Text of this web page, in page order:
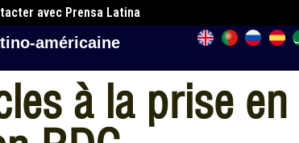
avec Prensa Latina
américaine
à la prise